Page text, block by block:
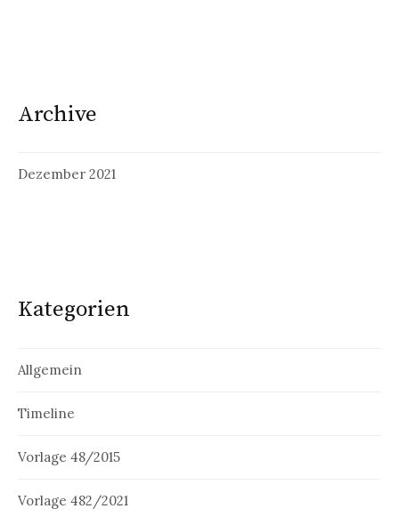
Archive
Dezember 2021
Kategorien
Allgemein
Timeline
Vorlage 48/2015
Vorlage 482/2021